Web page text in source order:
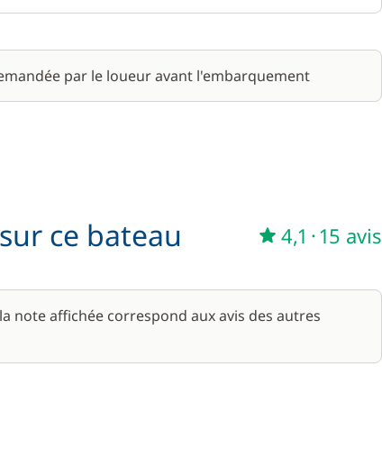
par le loueur avant l'embarquement
ce bateau 4,1 ·15 avis
note affichée correspond aux avis des autres